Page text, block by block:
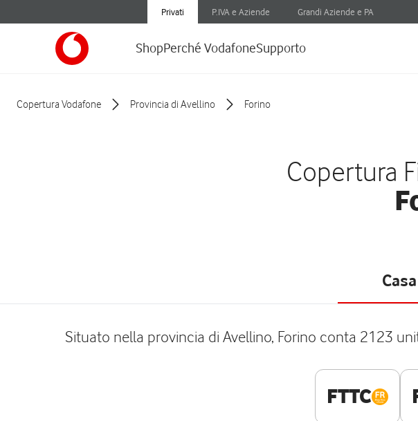
Privati P.IVA e Aziende Grandi Aziende e PA
ShopPerché VodafoneSupporto
Copertura Vodafone Provincia di Avellino Forino
Copertura
Casa
Situato nella provincia di Avellino, Forino conta 2123
FTTC